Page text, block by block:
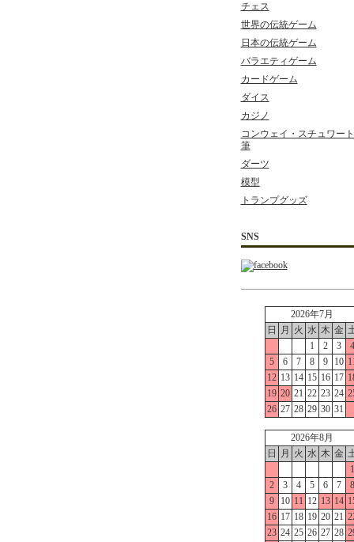
チェス
世界の伝統ゲーム
日本の伝統ゲーム
バラエティゲーム
カードゲーム
ダイス
カジノ
コンウェイ・スチュワー
筆
ダーツ
模型
トランプグッズ
SNS
2026年7月
日
月 火 水 木 金
1
2 3
4
5
6 7 8 9 10
12 13 14 15 16 17
19 20 21 22 23 24
26 27 28 29 30 31
2026年8月
日
月 火 水 木 金
1
2
3 4 5 6 7
8
9
10 11 12 13 14
16 17 18 19 20 21
23 24 25 26 27 28